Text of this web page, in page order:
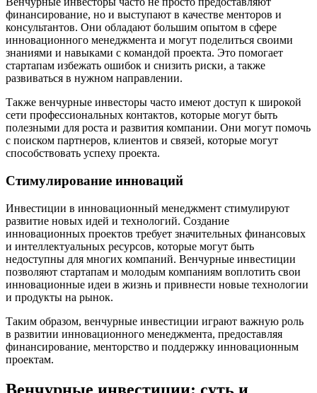
финансирование, но и выступают в качестве менторов и
консультантов. Они обладают большим опытом в сфере
инновационного менеджмента и могут поделиться своими
знаниями и навыками с командой проекта. Это помогает
стартапам избежать ошибок и снизить риски, а также
развиваться в нужном направлении.
Также венчурные инвесторы часто имеют доступ к широкой
сети профессиональных контактов, которые могут быть
полезными для роста и развития компании. Они могут помочь
с поиском партнеров, клиентов и связей, которые могут
способствовать успеху проекта.
Стимулирование инноваций
Инвестиции в инновационный менеджмент стимулируют
развитие новых идей и технологий. Создание
инновационных проектов требует значительных финансовых
и интеллектуальных ресурсов, которые могут быть
недоступны для многих компаний. Венчурные инвестиции
позволяют стартапам и молодым компаниям воплотить свои
инновационные идеи в жизнь и привнести новые технологии
и продукты на рынок.
Таким образом, венчурные инвестиции играют важную роль
в развитии инновационного менеджмента, предоставляя
финансирование, менторство и поддержку инновационным
проектам.